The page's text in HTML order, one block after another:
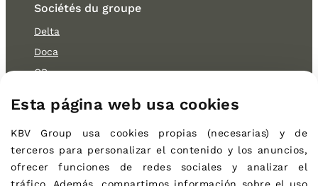
Esta página web usa cookies
KBV Group usa cookies propias (necesarias) y de
terceros para personalizar el contenido y los anuncios,
ofrecer funciones de redes sociales y analizar el
tráfico. Además, compartimos información sobre el uso
Sociétés du groupe
Delta
Doca
OB
Environnement
Social